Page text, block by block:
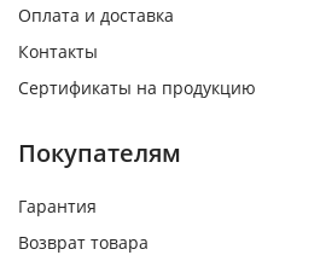
Оплата и доставка
Контакты
Сертификаты на продукцию
Покупателям
Гарантия
Возврат товара